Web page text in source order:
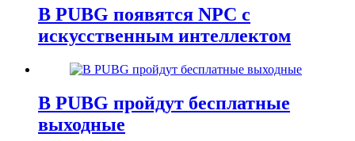
В PUBG появятся NPC с
искусственным интеллектом
В PUBG пройдут бесплатные
выходные